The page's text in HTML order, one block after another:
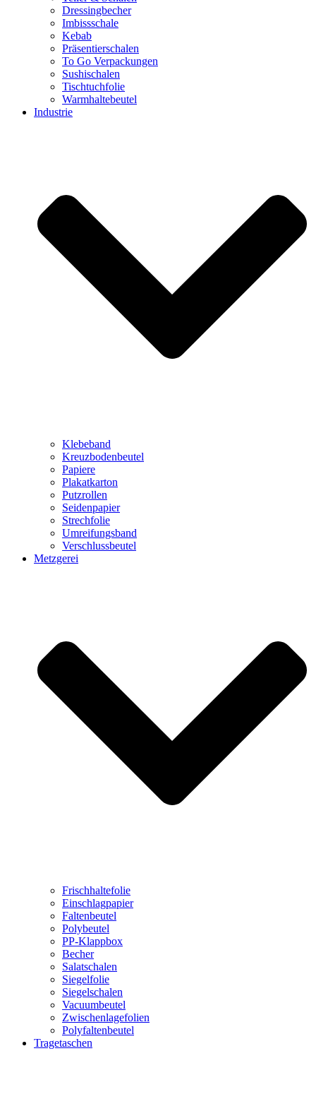
Dressingbecher
Imbissschale
Kebab
Präsentierschalen
To Go Verpackungen
Sushischalen
Tischtuchfolie
Warmhaltebeutel
Industrie
Klebeband
Kreuzbodenbeutel
Papiere
Plakatkarton
Putzrollen
Seidenpapier
Strechfolie
Umreifungsband
Verschlussbeutel
Metzgerei
Frischhaltefolie
Einschlagpapier
Faltenbeutel
Polybeutel
PP-Klappbox
Becher
Salatschalen
Siegelfolie
Siegelschalen
Vacuumbeutel
Zwischenlagefolien
Polyfaltenbeutel
Tragetaschen